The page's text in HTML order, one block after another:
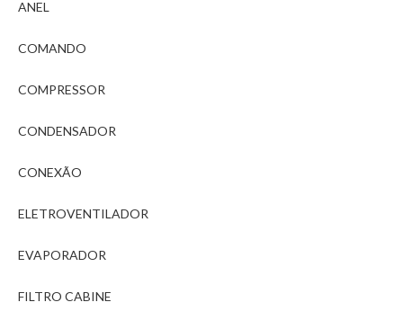
ANEL
COMANDO
COMPRESSOR
CONDENSADOR
CONEXÃO
ELETROVENTILADOR
EVAPORADOR
FILTRO CABINE